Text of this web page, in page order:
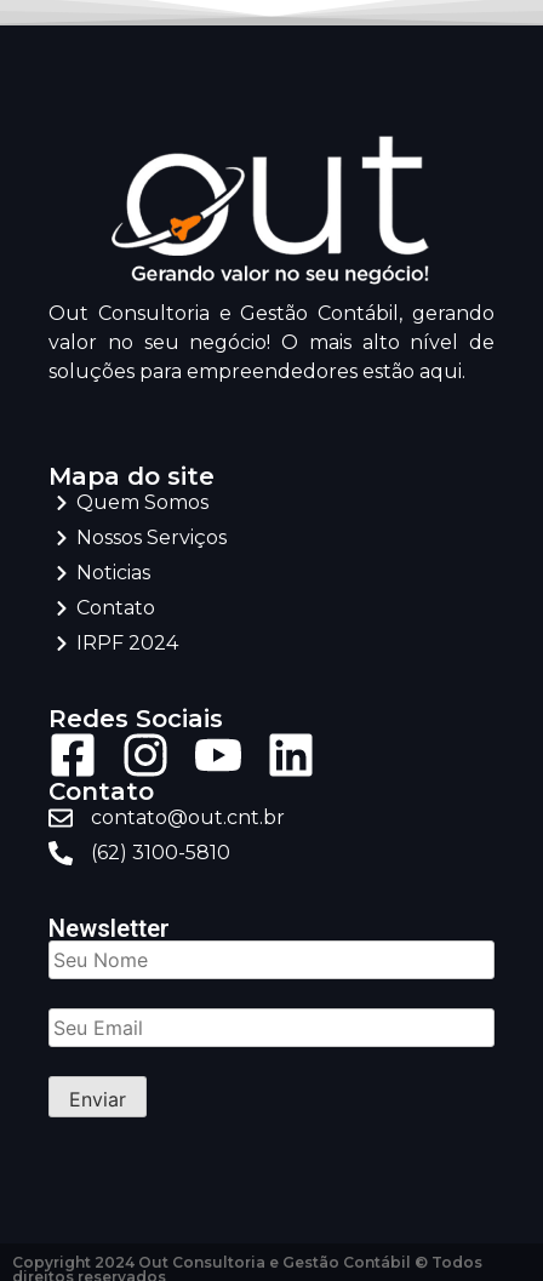
Out Consultoria e Gestão Contábil, gerando
valor no seu negócio! O mais alto nível de
soluções para empreendedores estão aqui.
Mapa do site
Quem Somos
Nossos Serviços
Noticias
Contato
IRPF 2024
Redes Sociais
Contato
contato@out.cnt.br
(62) 3100-5810
Newsletter
Copyright 2024 Out Consultoria e Gestão Contábil © Todos
direitos reservados